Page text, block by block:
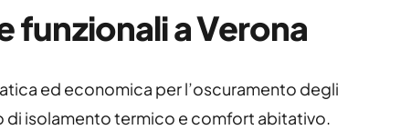
funzionali a Verona
ed economica per l’oscuramento degli
di isolamento termico e comfort abitativo.